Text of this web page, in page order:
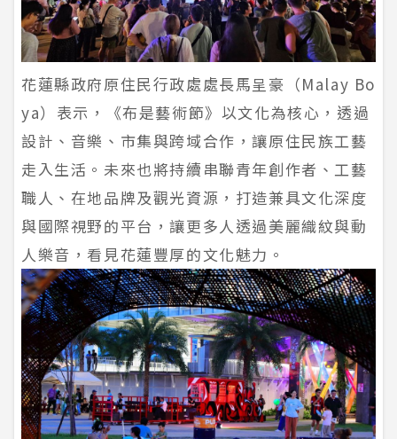
花蓮縣政府原住民行政處處長馬呈豪（Malay Bo
ya）表示，《布是藝術節》以文化為核心，透過
設計、音樂、市集與跨域合作，讓原住民族工藝
走入生活。未來也將持續串聯青年創作者、工藝
職人、在地品牌及觀光資源，打造兼具文化深度
與國際視野的平台，讓更多人透過美麗織紋與動
人樂音，看見花蓮豐厚的文化魅力。